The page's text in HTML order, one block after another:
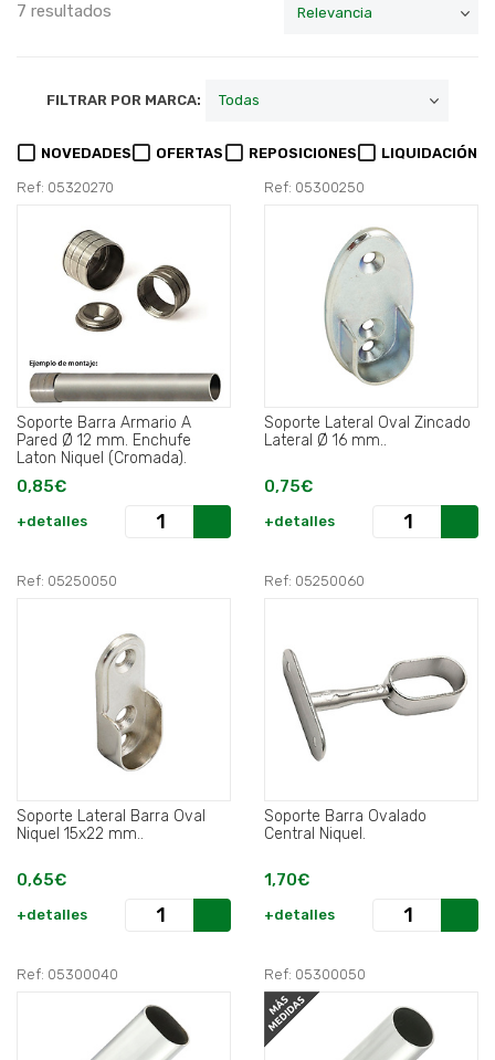
7 resultados
FILTRAR POR MARCA:
NOVEDADES OFERTAS REPOSICIONES LIQUIDACIÓN
Ref: 05320270
Soporte Barra Armario A
Pared Ø 12 mm. Enchufe
Laton Niquel (Cromada).
0,85€
+detalles
Ref: 05300250
Soporte Lateral Oval Zincado
Lateral Ø 16 mm..
0,75€
+detalles
Ref: 05250050
Soporte Lateral Barra Oval
Niquel 15x22 mm..
0,65€
+detalles
Ref: 05250060
Soporte Barra Ovalado
Central Niquel.
1,70€
+detalles
Ref: 05300040 Ref: 05300050